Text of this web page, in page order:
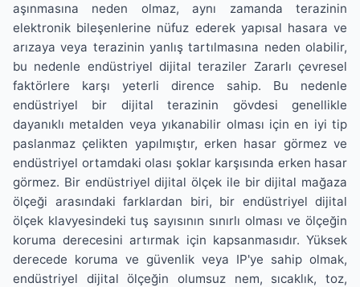
aşınmasına neden olmaz, aynı zamanda terazinin
elektronik bileşenlerine nüfuz ederek yapısal hasara ve
arızaya veya terazinin yanlış tartılmasına neden olabilir,
bu nedenle endüstriyel dijital teraziler Zararlı çevresel
faktörlere karşı yeterli dirence sahip. Bu nedenle
endüstriyel bir dijital terazinin gövdesi genellikle
dayanıklı metalden veya yıkanabilir olması için en iyi tip
paslanmaz çelikten yapılmıştır, erken hasar görmez ve
endüstriyel ortamdaki olası şoklar karşısında erken hasar
görmez. Bir endüstriyel dijital ölçek ile bir dijital mağaza
ölçeği arasındaki farklardan biri, bir endüstriyel dijital
ölçek klavyesindeki tuş sayısının sınırlı olması ve ölçeğin
koruma derecesini artırmak için kapsanmasıdır. Yüksek
derecede koruma ve güvenlik veya IP'ye sahip olmak,
endüstriyel dijital ölçeğin olumsuz nem, sıcaklık, toz,